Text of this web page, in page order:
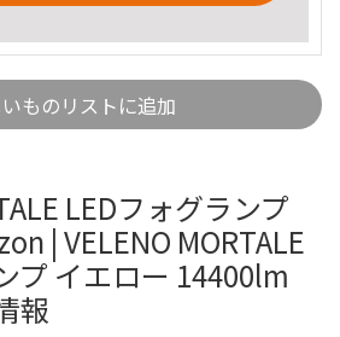
ものリストに追加
LEDフォグランプ
| VELENO MORTALE
プ イエロー 14400lm
報